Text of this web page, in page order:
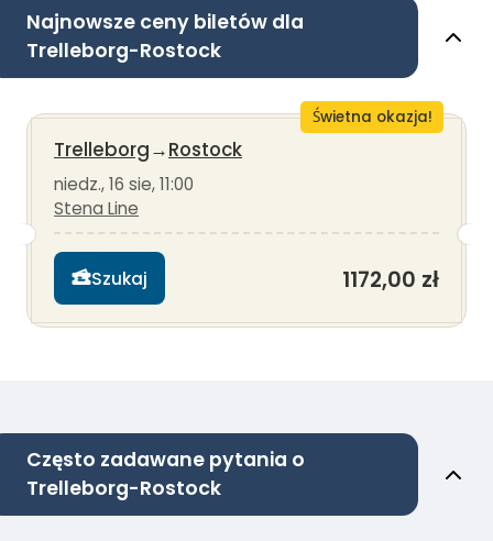
Najnowsze ceny biletów dla
Trelleborg-Rostock
Świetna okazja!
Trelleborg→Rostock
niedz., 16 sie, 11:00
Stena Line
Szukaj 1172,00 zł
Często zadawane pytania o
Trelleborg-Rostock